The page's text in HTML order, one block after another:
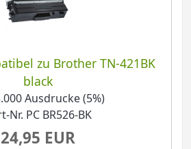
zu Brother TN-421BK
black
Ausdrucke (5%)
Nr. PC BR526-BK
24,95 EUR